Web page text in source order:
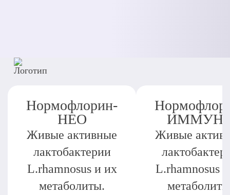
Нормофлорин-
НЕО
Живые активные
лактобактерии
L.rhamnosus и их
метаболиты.
Живые
L.rhamnosus